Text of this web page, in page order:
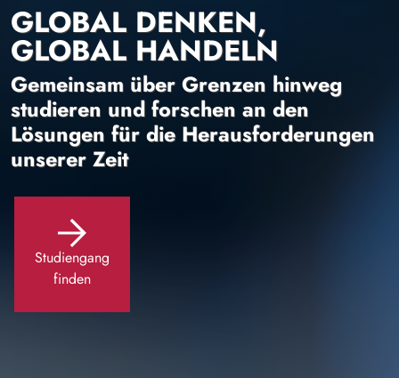
GLOBAL DENKEN,
GLOBAL HANDELN
Gemeinsam über Grenzen hinweg
studieren und forschen an den
Lösungen für die Herausforderungen
unserer Zeit
Studiengang
finden